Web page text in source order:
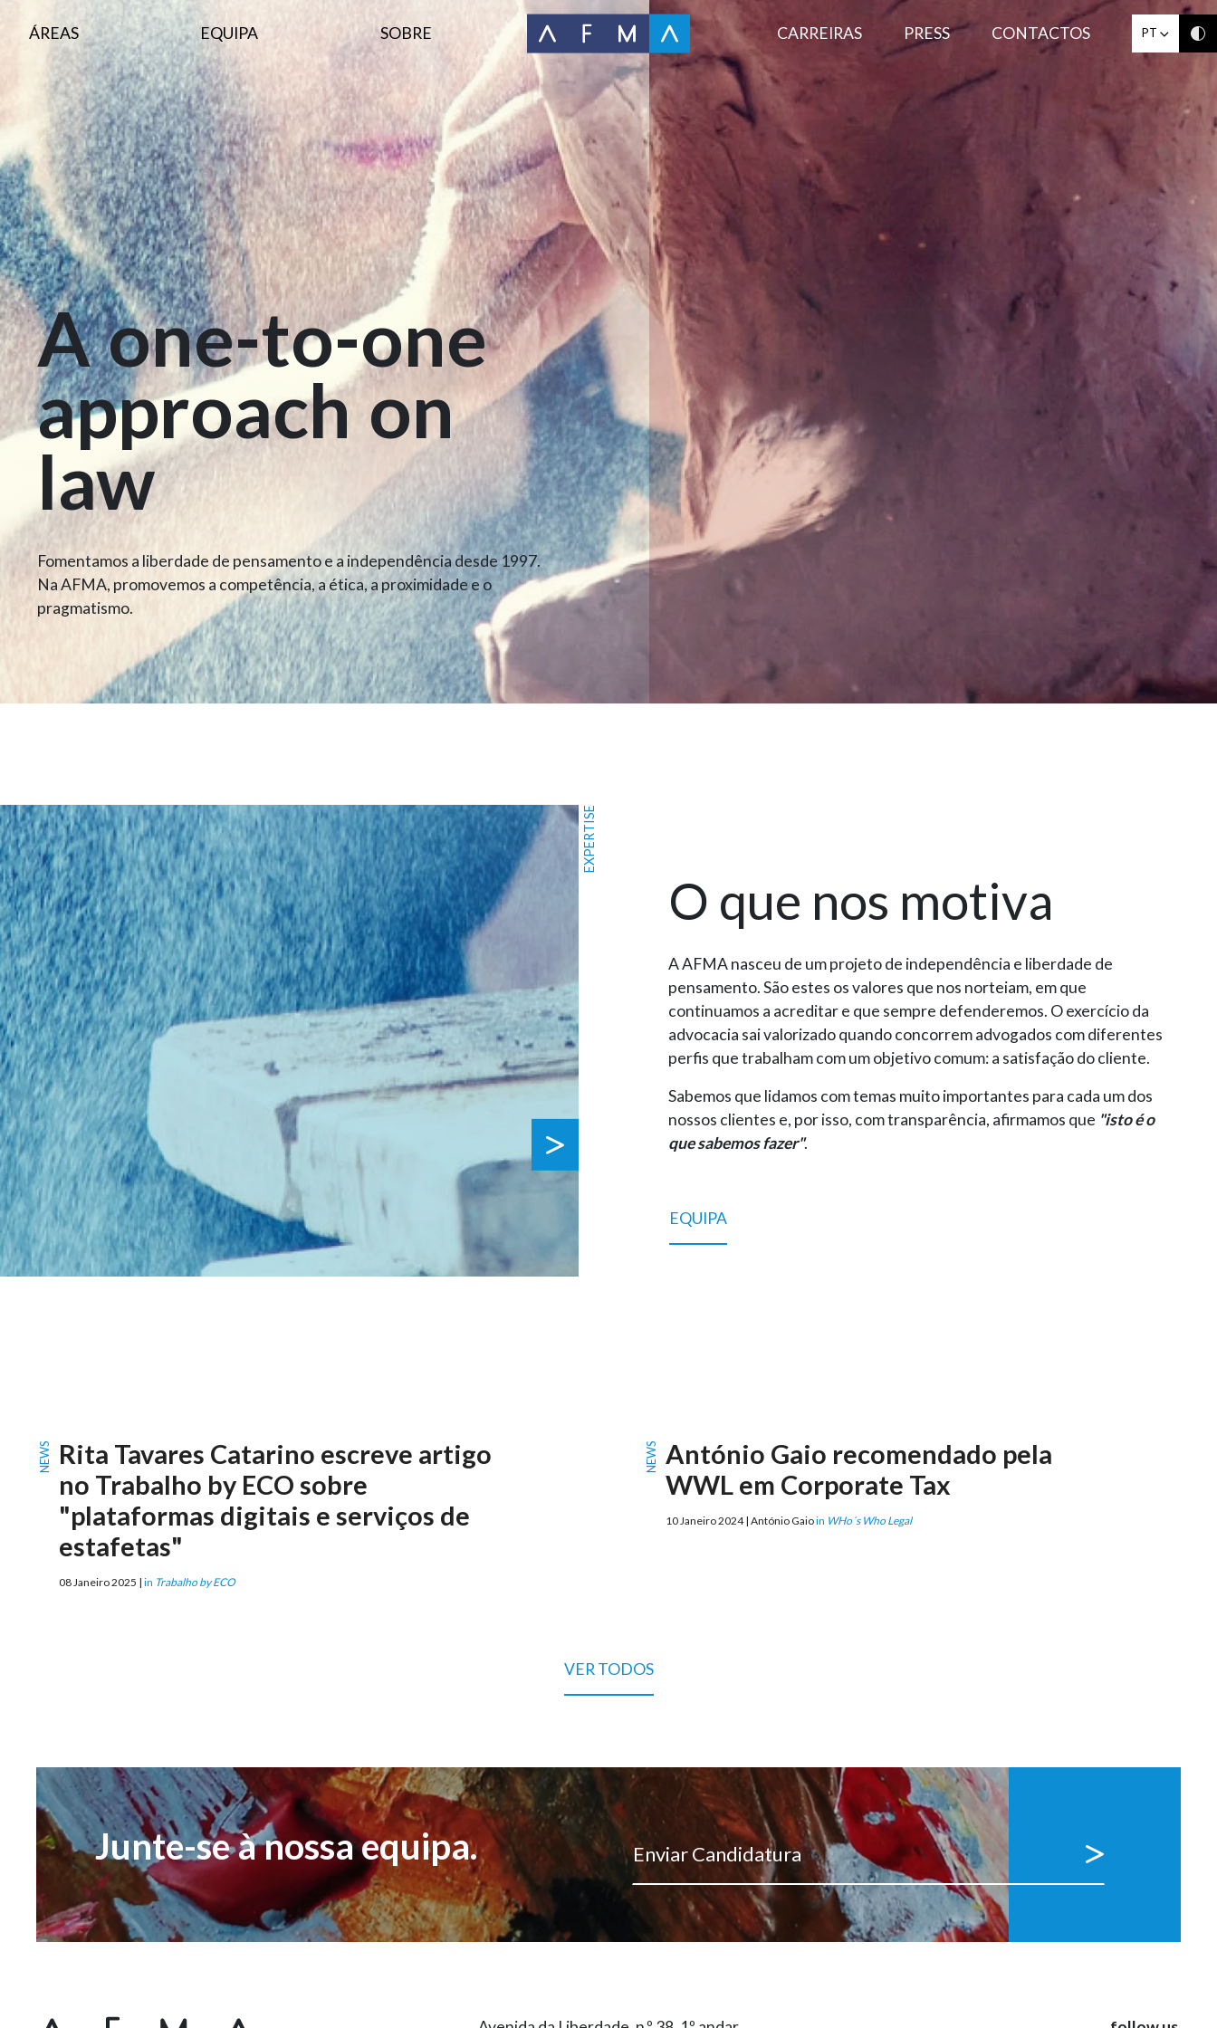
ÁREAS EQUIPA SOBRE CARREIRAS PRESS CONTACTOS PT
Aone-to-one
approachon
law
Fomentamos a liberdade de pensamento e a independência desde 1997.
Na AFMA, promovemos a competência, a ética, a proximidade e o
pragmatismo.
EXPERTISE
O que nos motiva
A AFMA nasceu de um projeto de independência e liberdade de
pensamento. São estes os valores que nos norteiam, em que
continuamos a acreditar e que sempre defenderemos. O exercício da
advocacia sai valorizado quando concorrem advogados com diferentes
perfis que trabalham com um objetivo comum: a satisfação do cliente.
Sabemos que lidamos com temas muito importantes para cada um dos
nossos clientes e, por isso, com transparência, afirmamos que "isto é o
que sabemos fazer".
EQUIPA
NEWS Rita Tavares Catarino escreve artigo
no Trabalho by ECO sobre
"plataformas digitais e serviços de
estafetas"
08 Janeiro 2025 | in Trabalho by ECO
NEWS António Gaio recomendado pela
WWL em Corporate Tax
10 Janeiro 2024 | António Gaioin WHo´s Who Legal
VER TODOS
Junte-se à nossa equipa. Enviar Candidatura